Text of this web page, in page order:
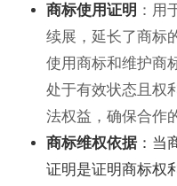
商标使用证明 ：用
续展，延长了商标
使用商标和维护商
处于有效状态且权
法权益，确保合作
商标维权依据：当
证明是证明商标权